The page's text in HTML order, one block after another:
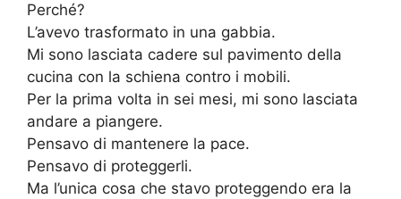
Perché?
L’avevo trasformato in una gabbia.
Mi sono lasciata cadere sul pavimento della
cucina con la schiena contro i mobili.
Per la prima volta in sei mesi, mi sono lasciata
andare a piangere.
Pensavo di mantenere la pace.
Pensavo di proteggerli.
Ma l’unica cosa che stavo proteggendo era la